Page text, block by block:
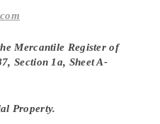
Mercantile Register of
Section 1a, Sheet A-
Property.